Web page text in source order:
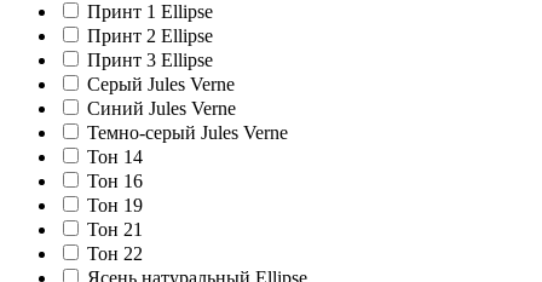
Принт 1 Ellipse
Принт 2 Ellipse
Принт 3 Ellipse
Серый Jules Verne
Синий Jules Verne
Темно-серый Jules Verne
Тон 14
Тон 16
Тон 19
Тон 21
Тон 22